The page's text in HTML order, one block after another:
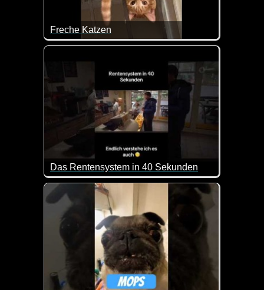
Freche Katzen
Eine tolle Zusammenstellung lustiger
Das Rentensystem in 40 Sekunden
Kurz, aber genau so sieht es doch aus :-) Endlich